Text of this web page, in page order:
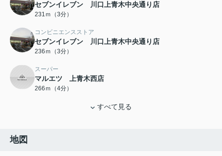
セブンイレブン 川口上青木中央通り店
231ｍ（3分）
コンビニエンスストア
セブンイレブン 川口上青木中央通り店
236ｍ（3分）
スーパー
マルエツ 上青木西店
266ｍ（4分）
すべて見る
地図